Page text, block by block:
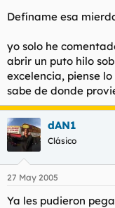
Defíname esa
yo solo he
abrir un puto hilo
excelencia, piense
sabe de donde
dAN1
Clásico
27 May 2005
Ya les pudieron